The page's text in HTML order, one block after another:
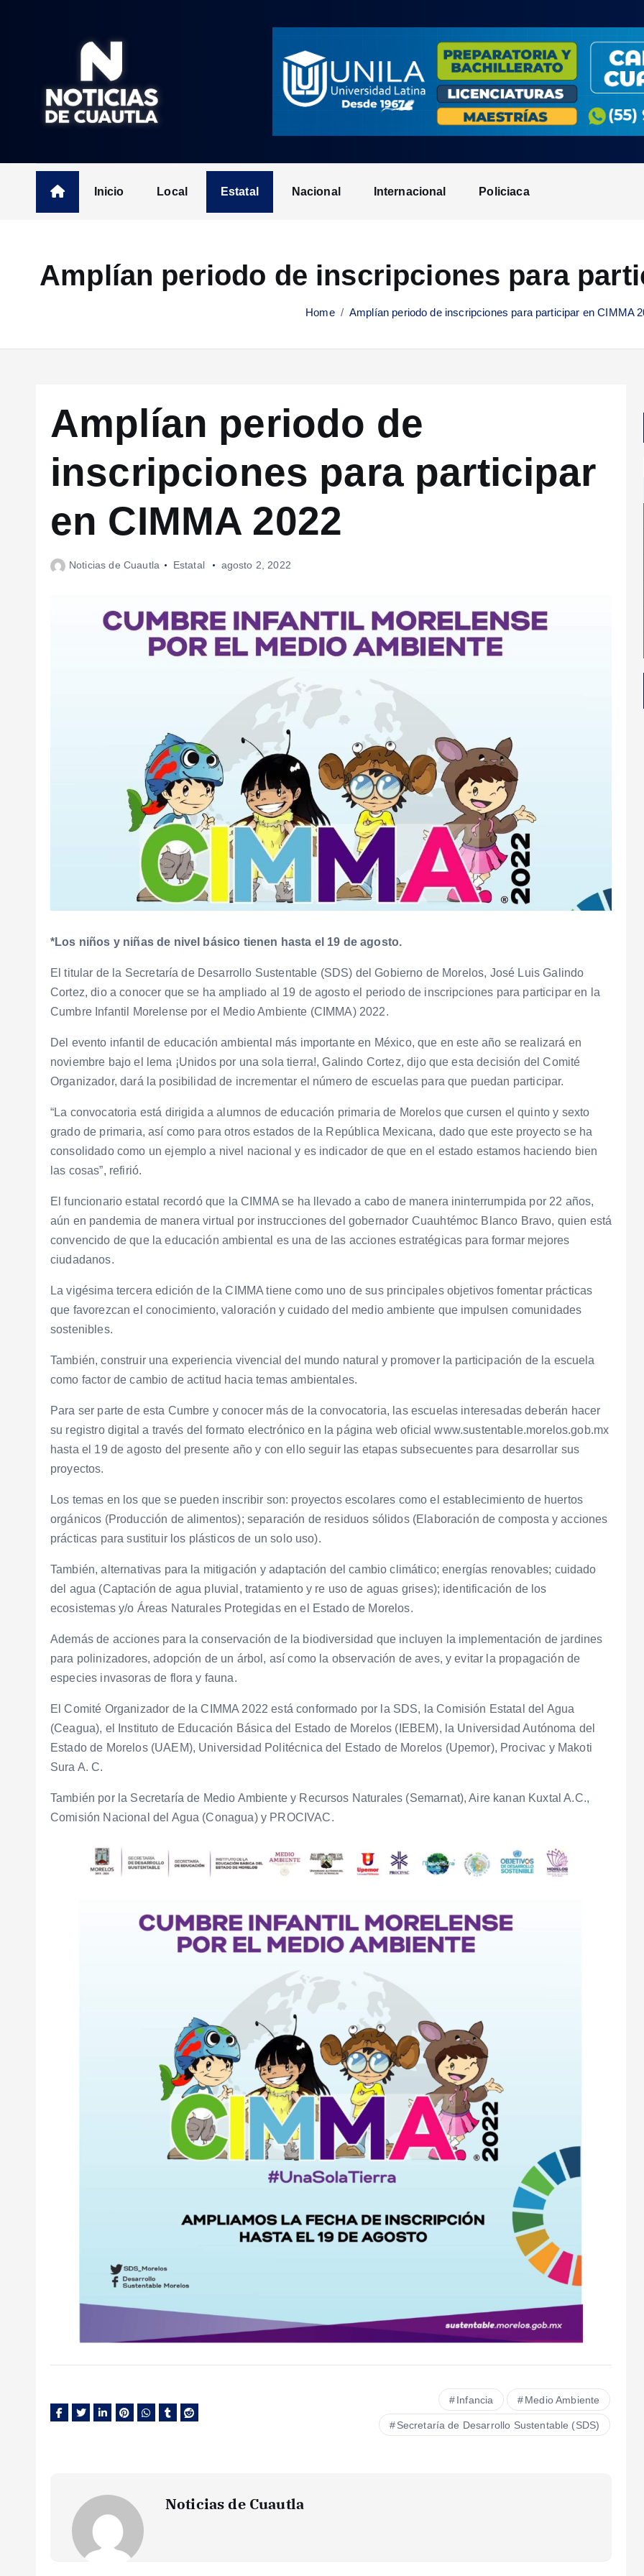
n
Inicio Local Estatal Nacional Internacional Policiaca
Amplían periodo de inscripciones para
Home Amplían periodo de inscripciones para participar en CIMMA
Amplían periodo de
inscripciones para participar
en CIMMA 2022
Noticias de Cuautla Estatal agosto 2, 2022
*Los niños y niñas de nivel básico tienen hasta el 19 de agosto.
El titular de la Secretaría de Desarrollo Sustentable (SDS) del Gobierno de Morelos, José Luis Galindo
Cortez, dio a conocer que se ha ampliado al 19 de agosto el periodo de inscripciones para participar en la
Cumbre Infantil Morelense por el Medio Ambiente (CIMMA) 2022.
Del evento infantil de educación ambiental más importante en México, que en este año se realizará en
noviembre bajo el lema ¡Unidos por una sola tierra!, Galindo Cortez, dijo que esta decisión del Comité
Organizador, dará la posibilidad de incrementar el número de escuelas para que puedan participar.
“La convocatoria está dirigida a alumnos de educación primaria de Morelos que cursen el quinto y sexto
grado de primaria, así como para otros estados de la República Mexicana, dado que este proyecto se ha
consolidado como un ejemplo a nivel nacional y es indicador de que en el estado estamos haciendo bien
las cosas”, refirió.
El funcionario estatal recordó que la CIMMA se ha llevado a cabo de manera ininterrumpida por 22 años,
aún en pandemia de manera virtual por instrucciones del gobernador Cuauhtémoc Blanco Bravo, quien está
convencido de que la educación ambiental es una de las acciones estratégicas para formar mejores
ciudadanos.
La vigésima tercera edición de la CIMMA tiene como uno de sus principales objetivos fomentar prácticas
que favorezcan el conocimiento, valoración y cuidado del medio ambiente que impulsen comunidades
sostenibles.
También, construir una experiencia vivencial del mundo natural y promover la participación de la escuela
como factor de cambio de actitud hacia temas ambientales.
Para ser parte de esta Cumbre y conocer más de la convocatoria, las escuelas interesadas deberán hacer
su registro digital a través del formato electrónico en la página web oficial www.sustentable.morelos.gob.mx
hasta el 19 de agosto del presente año y con ello seguir las etapas subsecuentes para desarrollar sus
proyectos.
Los temas en los que se pueden inscribir son: proyectos escolares como el establecimiento de huertos
orgánicos (Producción de alimentos); separación de residuos sólidos (Elaboración de composta y acciones
prácticas para sustituir los plásticos de un solo uso).
También, alternativas para la mitigación y adaptación del cambio climático; energías renovables; cuidado
del agua (Captación de agua pluvial, tratamiento y re uso de aguas grises); identificación de los
ecosistemas y/o Áreas Naturales Protegidas en el Estado de Morelos.
Además de acciones para la conservación de la biodiversidad que incluyen la implementación de jardines
para polinizadores, adopción de un árbol, así como la observación de aves, y evitar la propagación de
especies invasoras de flora y fauna.
El Comité Organizador de la CIMMA 2022 está conformado por la SDS, la Comisión Estatal del Agua
(Ceagua), el Instituto de Educación Básica del Estado de Morelos (IEBEM), la Universidad Autónoma del
Estado de Morelos (UAEM), Universidad Politécnica del Estado de Morelos (Upemor), Procivac y Makoti
Sura A. C.
También por la Secretaría de Medio Ambiente y Recursos Naturales (Semarnat), Aire kanan Kuxtal A.C.,
Comisión Nacional del Agua (Conagua) y PROCIVAC.
Infancia Medio Ambiente
Secretaría de Desarrollo Sustentable (SDS)
Noticias de Cuautla